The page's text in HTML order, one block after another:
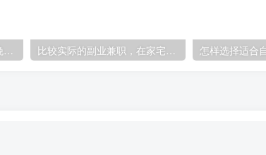
副业做什么比较靠谱，适合晚上做的25个副业？